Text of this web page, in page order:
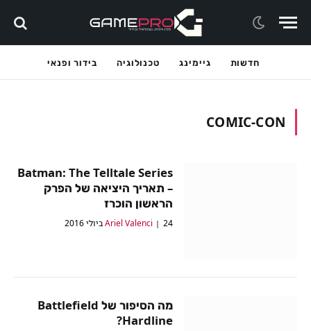
חדשות גיימינג טכנולוגיה בידור ופנאי
COMIC-CON
Batman: The Telltale Series
– תאריך היציאה של הפרק
הראשון הוכרז
Ariel Valenci 24 ביולי 2016
מה הסיפור של Battlefield
Hardline?